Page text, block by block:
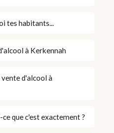
tes habitants...
à Kerkennah
d'alcool à
ce que c'est exactement ?